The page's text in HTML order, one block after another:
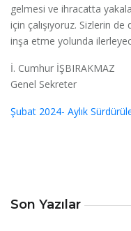
Son Yazılar
gelmesi ve ihracatta
için çalışıyoruz. Sizlerin
inşa etme yolunda
İ. Cumhur İŞBIRAKMAZ
Genel Sekreter
Şubat 2024- Aylık